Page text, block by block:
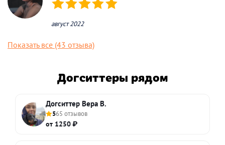
(*) (*) (*) (*) (*)
август 2022
Показать все (43 отзыва)
Догситтеры рядом
Догситтер Вера В.
565 отзывов
от 1250 ₽